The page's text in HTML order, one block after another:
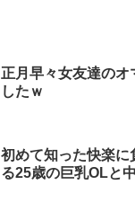
正月早々女友達のオ
したｗ
初めて知った快楽に
る25歳の巨乳OLと